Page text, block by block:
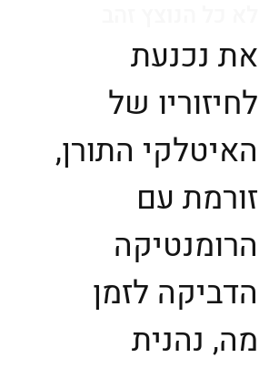
את נכנעת
לחיזוריו של
האיטלקי התורן,
זורמת עם
הרומנטיקה
הדביקה לזמן
מה, נהנית